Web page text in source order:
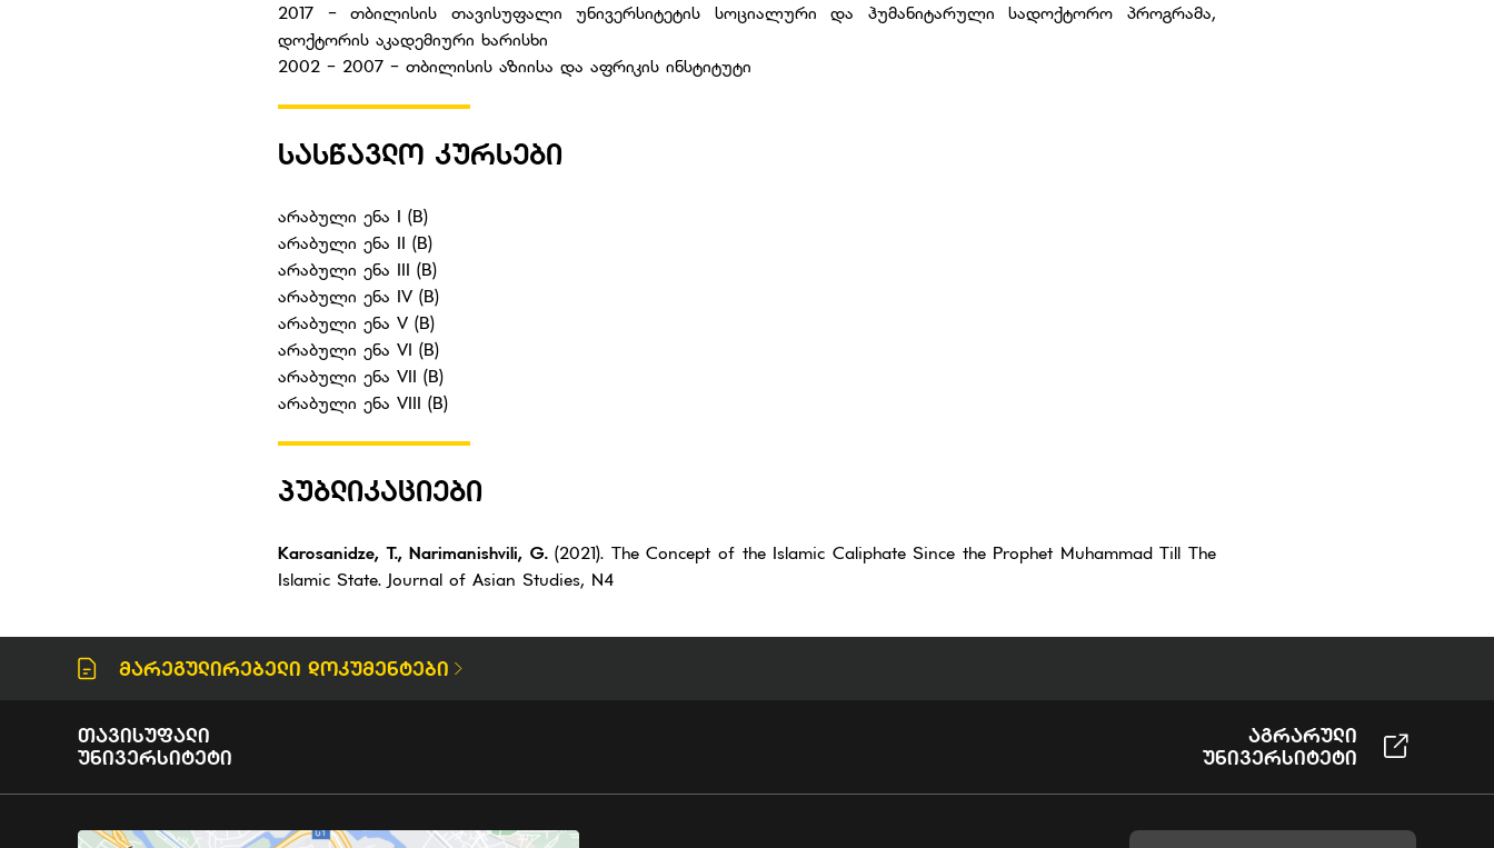
2017 - თბილისის თავისუფალი უნივერსიტეტის სოციალური და ჰუმანიტარული სადოქტორო პროგრამა,
დოქტორის აკადემიური ხარისხი
2002 - 2007 - თბილისის აზიისა და აფრიკის ინსტიტუტი
ᲡᲐᲡᲬᲐᲕᲚᲝ ᲙᲣᲠᲡᲔᲑᲘ
არაბული ენა I (B)
არაბული ენა II (B)
არაბული ენა III (B)
არაბული ენა IV (B)
არაბული ენა V (B)
არაბული ენა VI (B)
არაბული ენა VII (B)
არაბული ენა VIII (B)
ᲞᲣᲑᲚᲘᲙᲐᲪᲘᲔᲑᲘ
Karosanidze, T., Narimanishvili, G.(2021). The Concept of the Islamic Caliphate Since the Prophet Muhammad Till The
Islamic State. Journal of Asian Studies, N4
Მარეგულირებელი Დოკუმენტები
Თავისუფალი
Უნივერსიტეტი
Აგრარული
Უნივერსიტეტი